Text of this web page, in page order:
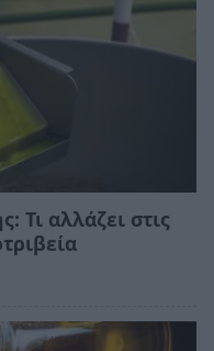
Τι αλλάζει στις